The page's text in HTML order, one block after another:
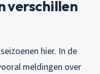
verschillen
hier. In de
meldingen over